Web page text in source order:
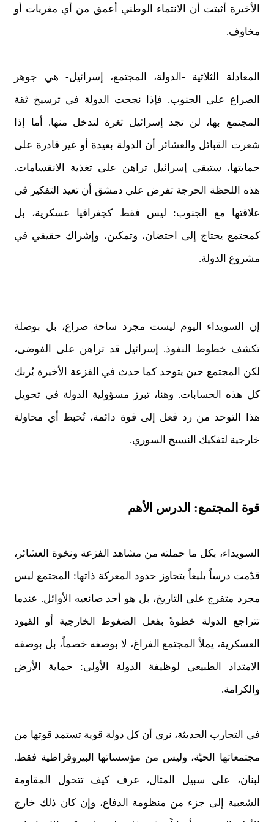
الأخيرة أثبتت أن الانتماء الوطني أعمق من أي مغريات أو
مخاوف.
المعادلة الثلاثية -الدولة، المجتمع، إسرائيل- هي جوهر
الصراع على الجنوب. فإذا نجحت الدولة في ترسيخ ثقة
المجتمع بها، لن تجد إسرائيل ثغرة لتدخل منها. أما إذا
شعرت القبائل والعشائر أن الدولة بعيدة أو غير قادرة على
حمايتها، ستبقى إسرائيل تراهن على تغذية الانقسامات.
هذه اللحظة الحرجة تفرض على دمشق أن تعيد التفكير في
علاقتها مع الجنوب: ليس فقط كجغرافيا عسكرية، بل
كمجتمع يحتاج إلى احتضان، وتمكين، وإشراك حقيقي في
مشروع الدولة.
إن السويداء اليوم ليست مجرد ساحة صراع، بل بوصلة
تكشف خطوط النفوذ. إسرائيل قد تراهن على الفوضى،
لكن المجتمع حين يتوحد كما حدث في الفزعة الأخيرة يُربك
كل هذه الحسابات. وهنا، تبرز مسؤولية الدولة في تحويل
هذا التوحد من رد فعل إلى قوة دائمة، تُحبط أي محاولة
خارجية لتفكيك النسيج السوري.
قوة المجتمع: الدرس الأهم
السويداء، بكل ما حملته من مشاهد الفزعة ونخوة العشائر،
قدّمت درساً بليغاً يتجاوز حدود المعركة ذاتها: المجتمع ليس
مجرد متفرج على التاريخ، بل هو أحد صانعيه الأوائل. عندما
تتراجع الدولة خطوةً بفعل الضغوط الخارجية أو القيود
العسكرية، يملأ المجتمع الفراغ، لا بوصفه خصماً، بل بوصفه
الامتداد الطبيعي لوظيفة الدولة الأولى: حماية الأرض
والكرامة.
في التجارب الحديثة، نرى أن كل دولة قوية تستمد قوتها من
مجتمعاتها الحيّة، وليس من مؤسساتها البيروقراطية فقط.
لبنان، على سبيل المثال، عرف كيف تتحول المقاومة
الشعبية إلى جزء من منظومة الدفاع، وإن كان ذلك خارج